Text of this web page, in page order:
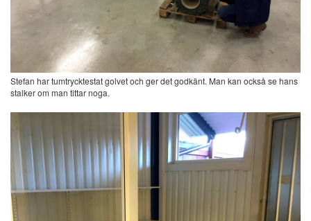
Stefan har tumtrycktestat golvet och ger det godkänt. Man kan också se hans
stalker om man tittar noga.